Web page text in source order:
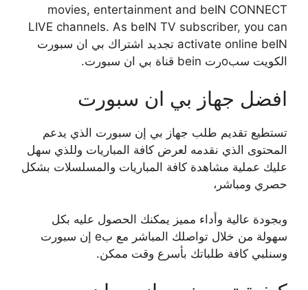
movies, entertainment and beIN CONNECT
LIVE channels. As beIN TV subscriber, you can
activate online beIN تجديد اشتراك بي ان سبورت
الكويت سبoرت bein قناة بي ان سبورت.
افضل جهاز بي ان سبورت
تستطيع تقديم طلب جهاز بي إن سبورت الذي يدعم
المحتوى الذي نقدمه لعرض كافة المباريات وللذي سهل
عليك عملية مشاهدة كافة المباريات والمسلسلات بشكل
حصري ومباشر،
وبجودة عالية وأداء مميز يمكنك الحصول عليه بكل
سهولة من خلال تواصلك المباشر مع بe إن سبورت
وسنلبي كافة طلباتك بأسرع وقت ممكن.